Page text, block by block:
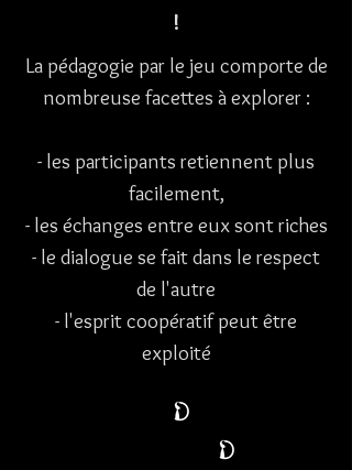
!
La pédagogie par le jeu comporte de
nombreuse facettes à explorer :
- les participants retiennent plus
facilement,
- les échanges entre eux sont riches
- le dialogue se fait dans le respect
de l'autre
- l'esprit coopératif peut être
exploité